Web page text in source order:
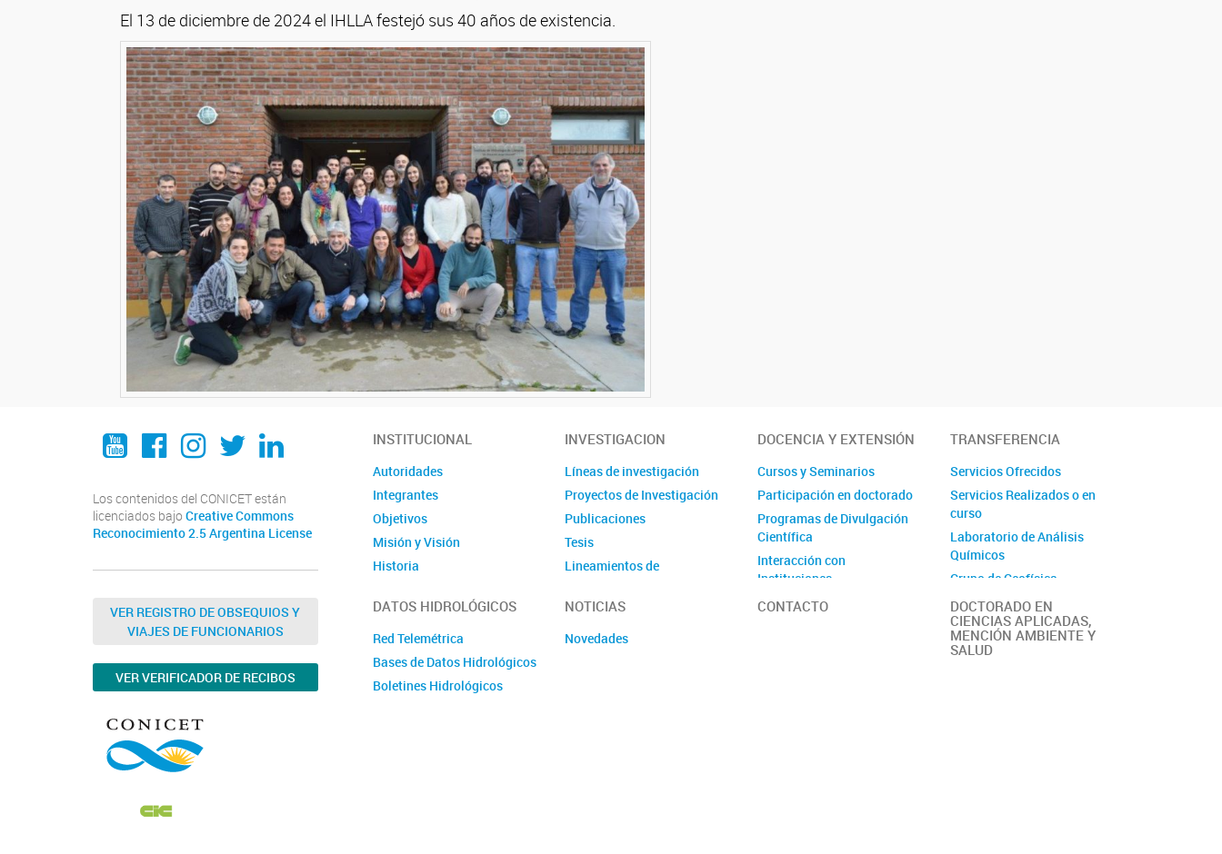
El 13 de diciembre de 2024 el IHLLA festejó sus 40 años de existencia.
YouTube
Facebook
Instagram
TwitterLinkedIn
Los contenidos del CONICET están
licenciados bajo Creative Commons
Reconocimiento 2.5 Argentina License
VER REGISTRO DE OBSEQUIOS Y
VIAJES DE FUNCIONARIOS
VER VERIFICADOR DE RECIBOS
INSTITUCIONAL
Autoridades
Integrantes
Objetivos
Misión y Visión
Historia
INVESTIGACION
Líneas de investigación
Proyectos de Investigación
Publicaciones
Tesis
Lineamientos de
2023-2026
DOCENCIA Y EXTENSIÓN
Cursos y Seminarios
Participación en doctorado
Programas de Divulgación
Científica
Interacción con
Instituciones
Participación en Eventos
TRANSFERENCIA
Servicios Ofrecidos
Servicios Realizados o en
curso
Laboratorio de Análisis
Químicos
Grupo de Geofísica
DATOS HIDROLÓGICOS
Red Telemétrica
Bases de Datos Hidrológicos
Boletines Hidrológicos
NOTICIAS
Novedades
CONTACTO
DOCTORADO EN
CIENCIAS APLICADAS,
MENCIÓN AMBIENTE Y
SALUD